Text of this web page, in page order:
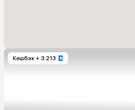
Кешбэк + 3 213